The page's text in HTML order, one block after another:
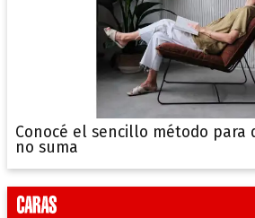
Conocé el sencillo método para
no suma